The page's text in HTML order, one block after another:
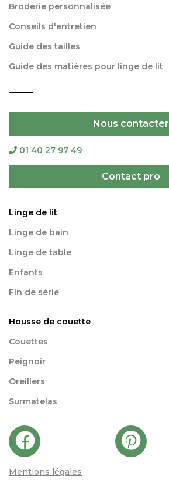
Broderie personnalisée
Conseils d'entretien
Guide des tailles
Guide des matières pour linge de lit
Nous contacter
01 40 27 97 49
Contact pro
Linge de lit
Linge de bain
Linge de table
Enfants
Fin de série
Housse de couette
Couettes
Peignoir
Oreillers
Surmatelas
Mentions légales